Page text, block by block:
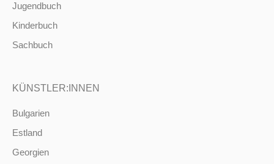
Jugendbuch
Kinderbuch
Sachbuch
KÜNSTLER:INNEN
Bulgarien
Estland
Georgien